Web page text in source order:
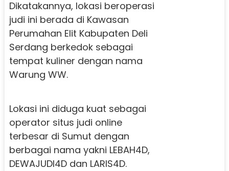
Dikatakannya, lokasi beroperasi
judi ini berada di Kawasan
Perumahan Elit Kabupaten Deli
Serdang berkedok sebagai
tempat kuliner dengan nama
Warung WW.
Lokasi ini diduga kuat sebagai
operator situs judi online
terbesar di Sumut dengan
berbagai nama yakni LEBAH4D,
DEWAJUDI4D dan LARIS4D.